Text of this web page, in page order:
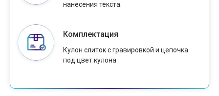
нанесения текста.
Комплектация
Кулон слиток с гравировкой и цепочка
под цвет кулона